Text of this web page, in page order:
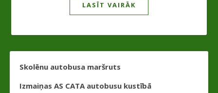
LASĪT VAIRĀK
Skolēnu autobusa maršruts
Izmaiņas AS CATA autobusu kustībā